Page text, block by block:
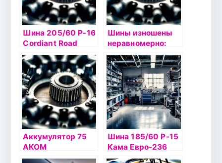
Шина 205/60 Р-16
Cordiant Road
Runner 92H б/к
Шины изношены
неравномерно:
опасный симптом
или норма
Аккумулятор 75
АКОМ
Шина 185/60 Р-15
Кама Евро-236
84Н б/к